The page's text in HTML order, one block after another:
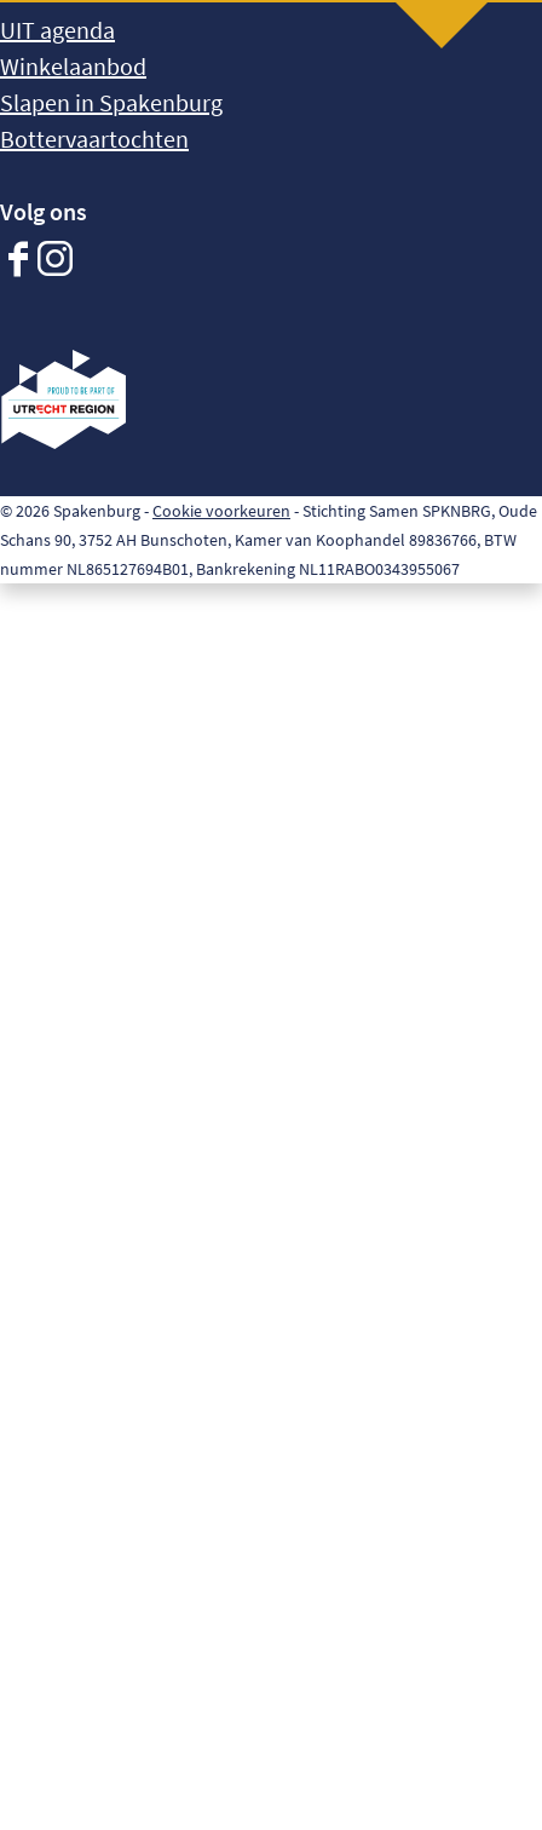
UIT agenda
Winkelaanbod
Slapen in Spakenburg
Bottervaartochten
Volg ons
Facebook
Instagram
© 2026 Spakenburg -Cookie voorkeuren - Stichting Samen SPKNBRG, Oude
Schans 90, 3752 AH Bunschoten, Kamer van Koophandel 89836766, BTW
nummer NL865127694B01, Bankrekening NL11RABO0343955067